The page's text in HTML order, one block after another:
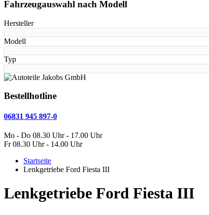
Fahrzeugauswahl nach Modell
Hersteller
Modell
Typ
Bestellhotline
06831 945 897-0
Mo - Do 08.30 Uhr - 17.00 Uhr
Fr 08.30 Uhr - 14.00 Uhr
Startseite
Lenkgetriebe Ford Fiesta III
Lenkgetriebe Ford Fiesta III